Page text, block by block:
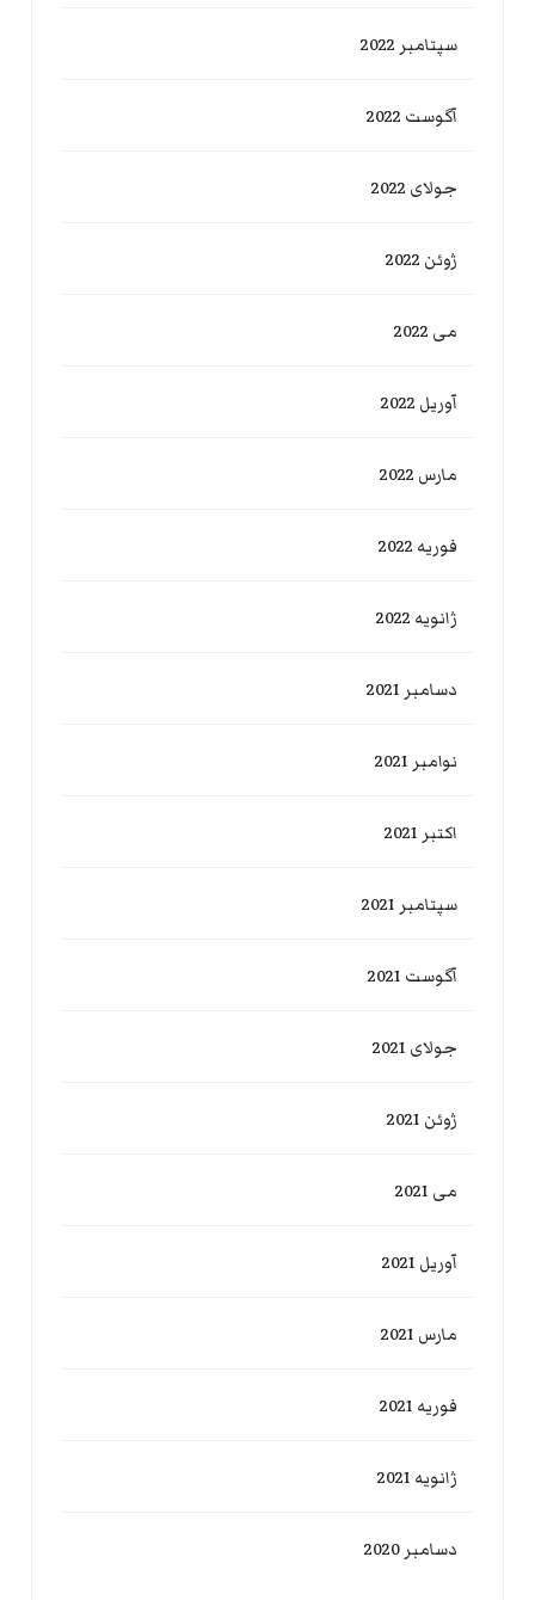
سپتامبر 2022
آگوست 2022
جولای 2022
ژوئن 2022
می 2022
آوریل 2022
مارس 2022
فوریه 2022
ژانویه 2022
دسامبر 2021
نوامبر 2021
اکتبر 2021
سپتامبر 2021
آگوست 2021
جولای 2021
ژوئن 2021
می 2021
آوریل 2021
مارس 2021
فوریه 2021
ژانویه 2021
دسامبر 2020